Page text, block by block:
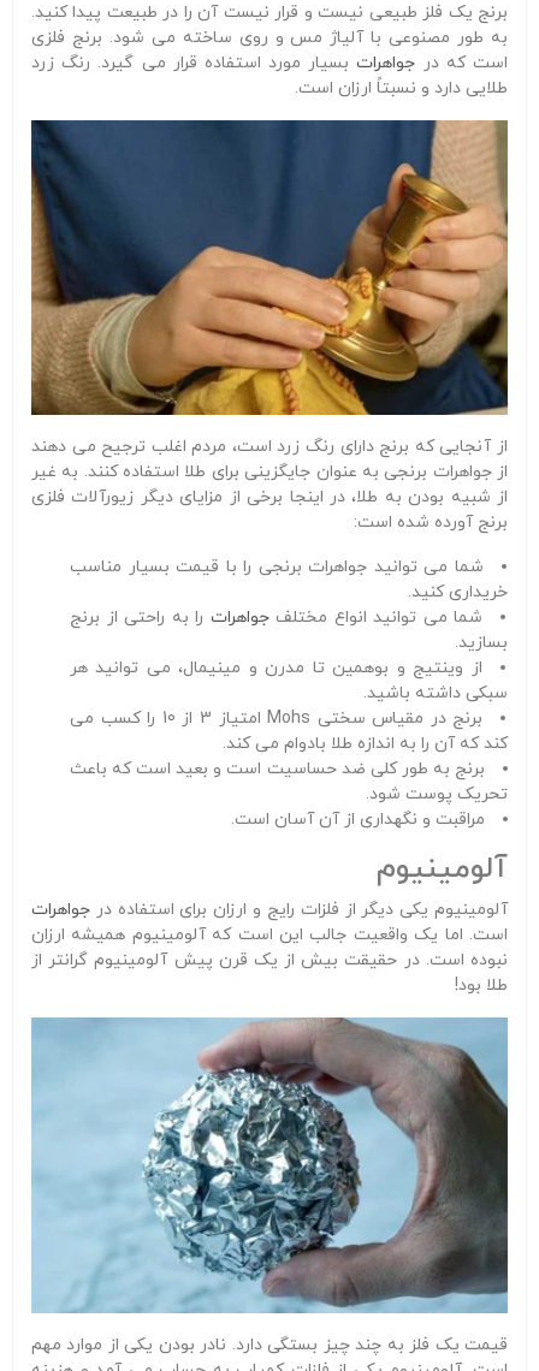
برنج یک فلز طبیعی نیست و قرار نیست آن را در طبیعت پیدا کنید.
به طور مصنوعی با آلیاژ مس و روی ساخته می شود. برنج فلزی
است که در جواهراتبسیار مورد استفاده قرار می گیرد. رنگ زرد
طلایی دارد و نسبتاً ارزان است.
از آنجایی که برنج دارای رنگ زرد است، مردم اغلب ترجیح می دهند
از جواهرات برنجی به عنوان جایگزینی برای طلا استفاده کنند. به غیر
از شبیه بودن به طلا، در اینجا برخی از مزایای دیگر زیورآلات فلزی
برنج آورده شده است:
شما می توانید جواهرات برنجی را با قیمت بسیار مناسب
خریداری کنید.
شما می توانید انواع مختلفجواهرات را به راحتی از برنج
بسازید.
از وینتیج و بوهمین تا مدرن و مینیمال، می توانید هر
سبکی داشته باشید.
برنج در مقیاس سختی Mohs امتیاز 3 از 10 را کسب می
کند که آن را به اندازه طلا بادوام می کند.
برنج به طور کلی ضد حساسیت است و بعید است که باعث
تحریک پوست شود.
مراقبت و نگهداری از آن آسان است.
آلومینیوم
آلومینیوم یکی دیگر از فلزات رایج و ارزان برای استفاده در جواهرات
است. اما یک واقعیت جالب این است که آلومینیوم همیشه ارزان
نبوده است. در حقیقت بیش از یک قرن پیش آلومینیوم گرانتر از
طلا بود!
قیمت یک فلز به چند چیز بستگی دارد. نادر بودن یکی از موارد مهم